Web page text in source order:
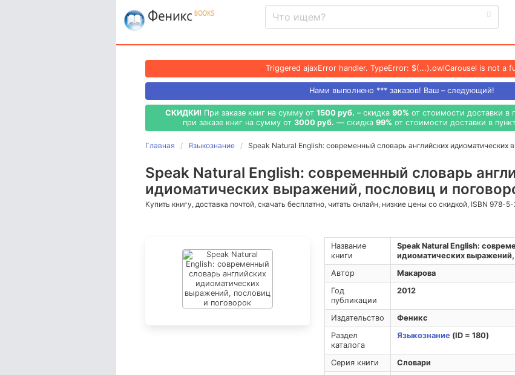
Triggered ajaxError handler. TypeError: $(...).owlCarousel is not a
Нами выполнено *** заказов! Ваш – следующий!
СКИДКИ! При заказе книг на сумму от 1500 руб. – скидка 90% от стоимости доставки в
при заказе книг на сумму от 3000 руб. — скидка 99% от стоимости доставки в
Главная Языкознание Speak Natural English: современный словарь английских
Speak Natural English: современный словарь
идиоматических выражений, пословиц и
Купить книгу, доставка почтой, скачать бесплатно, читать онлайн, низкие цены со скидкой, ISBN 978-
Название
книги
Speak Natural English:
идиоматических выражений,
Автор
Макарова
Год
публикации
2012
Издательство
Феникс
Раздел
каталога
Языкознание(ID = 180)
Серия книги
Словари